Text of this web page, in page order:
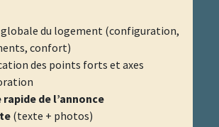
globale du logement (configuration,
confort)
des points forts et axes
rapide de l’annonce
(texte + photos)